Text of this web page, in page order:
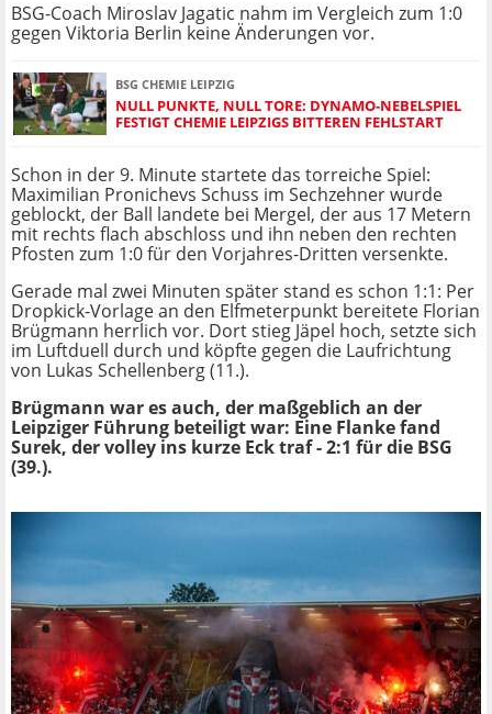
BSG-Coach Miroslav Jagatic nahm im Vergleich zum 1:0
gegen Viktoria Berlin keine Änderungen vor.
BSG CHEMIE LEIPZIG
NULL PUNKTE, NULL TORE: DYNAMO-NEBELSPIEL
FESTIGT CHEMIE LEIPZIGS BITTEREN FEHLSTART
Schon in der 9. Minute startete das torreiche Spiel:
Maximilian Pronichevs Schuss im Sechzehner wurde
geblockt, der Ball landete bei Mergel, der aus 17 Metern
mit rechts flach abschloss und ihn neben den rechten
Pfosten zum 1:0 für den Vorjahres-Dritten versenkte.
Gerade mal zwei Minuten später stand es schon 1:1: Per
Dropkick-Vorlage an den Elfmeterpunkt bereitete Florian
Brügmann herrlich vor. Dort stieg Jäpel hoch, setzte sich
im Luftduell durch und köpfte gegen die Laufrichtung
von Lukas Schellenberg (11.).
Brügmann war es auch, der maßgeblich an der
Leipziger Führung beteiligt war: Eine Flanke fand
Surek, der volley ins kurze Eck traf - 2:1 für die BSG
(39.).